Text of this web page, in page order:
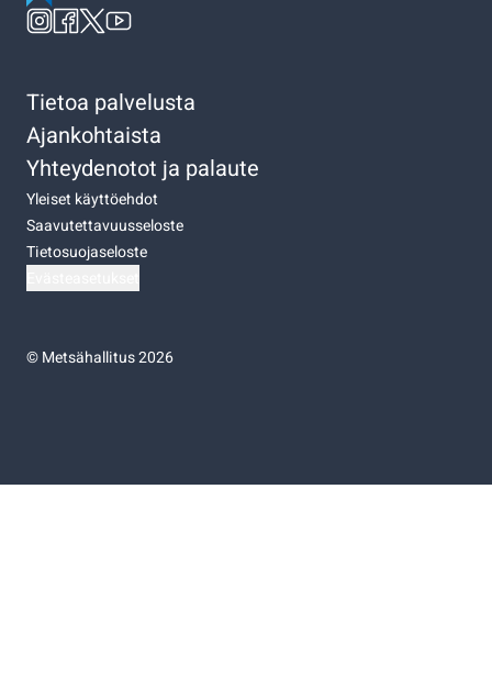
Tietoa palvelusta
Ajankohtaista
Yhteydenotot ja palaute
Yleiset käyttöehdot
Saavutettavuusseloste
Tietosuojaseloste
©Metsähallitus 2026